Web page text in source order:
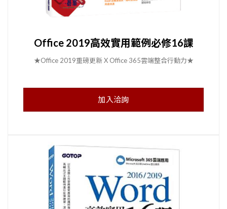
Office 2019高效實用範例必修16課
★Office 2019重磅更新 X Office 365雲端整合行動力★
加入洽詢